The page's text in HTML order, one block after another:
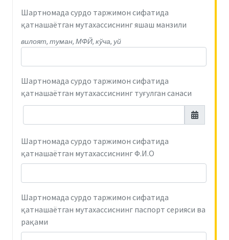
Шартномада сурдо таржимон сифатида
қатнашаётган мутахассиснинг яшаш манзили
вилоят, туман, МФЙ, кўча, уй
Шартномада сурдо таржимон сифатида
қатнашаётган мутахассиснинг туғулган санаси
Шартномада сурдо таржимон сифатида
қатнашаётган мутахассиснинг Ф.И.О
Шартномада сурдо таржимон сифатида
қатнашаётган мутахассиснинг паспорт серияси ва
рақами